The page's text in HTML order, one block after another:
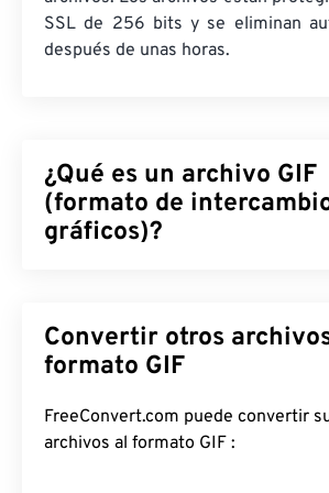
SSL de 256 bits y se eliminan
después de unas horas.
¿Qué es un archivo GIF
(formato de
gráficos)?
utilizapíxelespara formar imágenes
utilizando el modelo de color RGB
utilizacompresión sin pérdiday
sin audio. El uso más común del GIF
Convertir otros
formato GIF
FreeConvert.com puede convertir
archivos al formato GIF :